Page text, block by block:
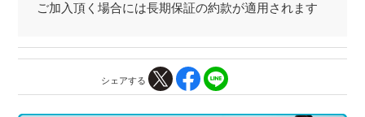
ご加入頂く場合には長期保証の約款が適用されます
シェアする